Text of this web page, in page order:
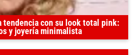
tendencia con su look total pink:
y joyería minimalista